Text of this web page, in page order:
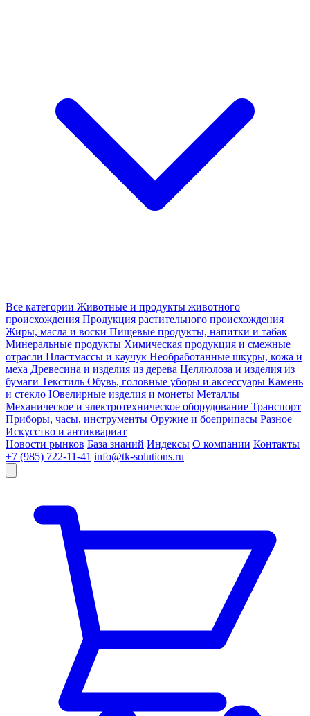
Все категории Животные и продукты животного
происхождения Продукция растительного происхождения
Жиры, масла и воски Пищевые продукты, напитки и табак
Минеральные продукты Химическая продукция и смежные
отрасли Пластмассы и каучук Необработанные шкуры, кожа и
меха Древесина и изделия из дерева Целлюлоза и изделия из
бумаги Текстиль Обувь, головные уборы и аксессуары Камень
и стекло Ювелирные изделия и монеты Металлы
Механическое и электротехническое оборудование Транспорт
Приборы, часы, инструменты Оружие и боеприпасы Разное
Искусство и антиквариат
Новости рынков База знаний Индексы О компании Контакты
+7 (985) 722-11-41 info@tk-solutions.ru